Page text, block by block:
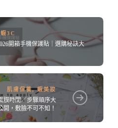
蝦3C
開箱手機保護貼｜選購秘訣大
肌膚保養,蝦美妝
膜時間／步驟順序大
開，敷臉不可不知！